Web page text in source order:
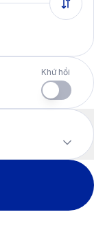
Khứ hồi